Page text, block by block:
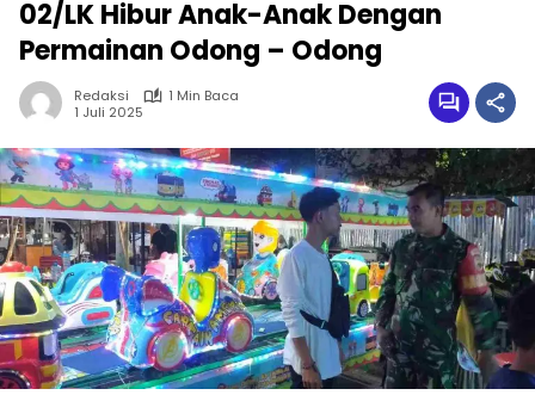
02/LK Hibur Anak-Anak Dengan
Permainan Odong – Odong
Redaksi
1 Min Baca
1 Juli 2025